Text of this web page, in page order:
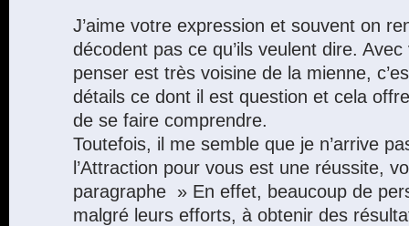
J’aime votre expression et souvent on
décodent pas ce qu’ils veulent dire.
penser est très voisine de la mienne,
détails ce dont il est question et cela
de se faire comprendre.
Toutefois, il me semble que je n’arrive
l’Attraction pour vous est une réussite,
paragraphe » En effet, beaucoup de
malgré leurs efforts, à obtenir des